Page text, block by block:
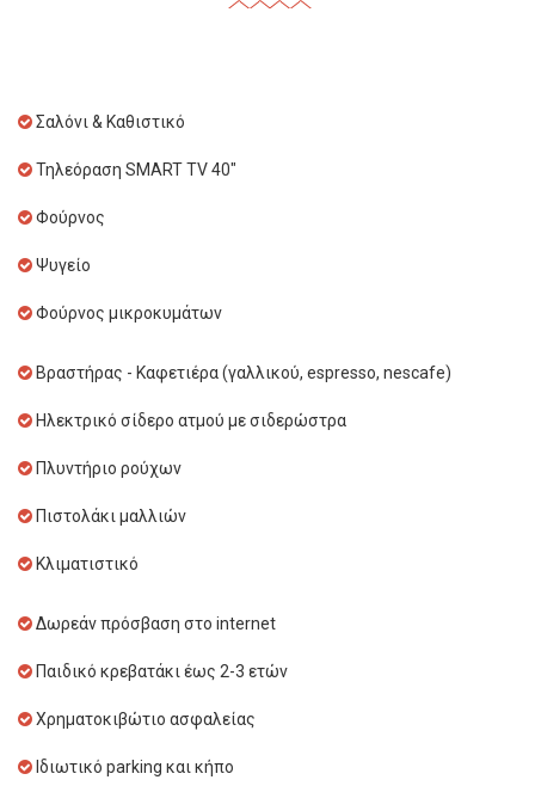
Σαλόνι & Καθιστικό
Τηλεόραση SMART TV 40"
Φούρνος
Ψυγείο
Φούρνος μικροκυμάτων
Βραστήρας - Καφετιέρα (γαλλικού, espresso, nescafe)
Ηλεκτρικό σίδερο ατμού με σιδερώστρα
Πλυντήριο ρούχων
Πιστολάκι μαλλιών
Κλιματιστικό
Δωρεάν πρόσβαση στο internet
Παιδικό κρεβατάκι έως 2-3 ετών
Χρηματοκιβώτιο ασφαλείας
Ιδιωτικό parking και κήπο